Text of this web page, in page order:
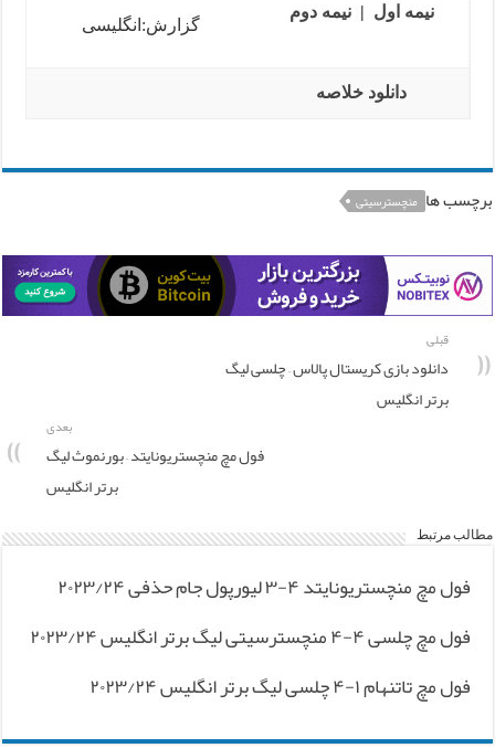
نیمه اول |نیمه دوم
گزارش:انگلیسی
دانلود خلاصه
برچسب ها منچسترسیتی
قبلی
دانلود بازی کریستال پالاس – چلسی لیگ
برتر انگلیس
بعدی
فول مچ منچستریونایتد – بورنموث لیگ
برتر انگلیس
مطالب مرتبط
فول مچ منچستریونایتد ۴-۳ لیورپول جام حذفی ۲۰۲۳/۲۴
فول مچ چلسی ۴-۴ منچسترسیتی لیگ برتر انگلیس ۲۰۲۳/۲۴
فول مچ تاتنهام ۱-۴ چلسی لیگ برتر انگلیس ۲۰۲۳/۲۴